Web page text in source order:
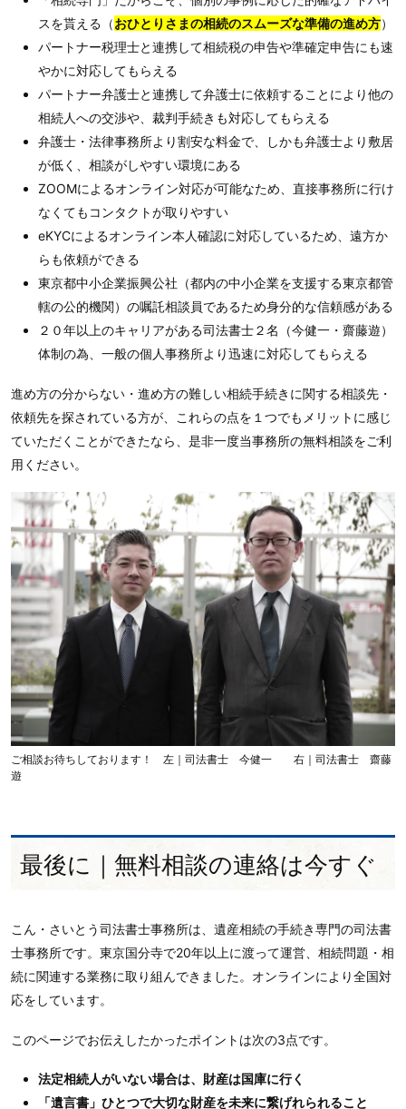
スを貰える（おひとりさまの相続のスムーズな準備の進め方）
パートナー税理士と連携して相続税の申告や準確定申告にも速
やかに対応してもらえる
パートナー弁護士と連携して弁護士に依頼することにより他の
相続人への交渉や、裁判手続きも対応してもらえる
弁護士・法律事務所より割安な料金で、しかも弁護士より敷居
が低く、相談がしやすい環境にある
ZOOMによるオンライン対応が可能なため、直接事務所に行け
なくてもコンタクトが取りやすい
eKYCによるオンライン本人確認に対応しているため、遠方か
らも依頼ができる
東京都中小企業振興公社（都内の中小企業を支援する東京都管
轄の公的機関）の嘱託相談員であるため身分的な信頼感がある
２０年以上のキャリアがある司法書士２名（今健一・齋藤遊）
体制の為、一般の個人事務所より迅速に対応してもらえる
進め方の分からない・進め方の難しい相続手続きに関する相談先・
依頼先を探されている方が、これらの点を１つでもメリットに感じ
ていただくことができたなら、是非一度当事務所の無料相談をご利
用ください。
ご相談お待ちしております！ 左｜司法書士 今健一 右｜司法書士 齋藤
遊
最後に｜無料相談の連絡は今すぐ
こん・さいとう司法書士事務所は、遺産相続の手続き専門の司法書
士事務所です。東京国分寺で20年以上に渡って運営、相続問題・相
続に関連する業務に取り組んできました。オンラインにより全国対
応をしています。
このページでお伝えしたかったポイントは次の3点です。
法定相続人がいない場合は、財産は国庫に行く
「遺言書」ひとつで大切な財産を未来に繋げれられること